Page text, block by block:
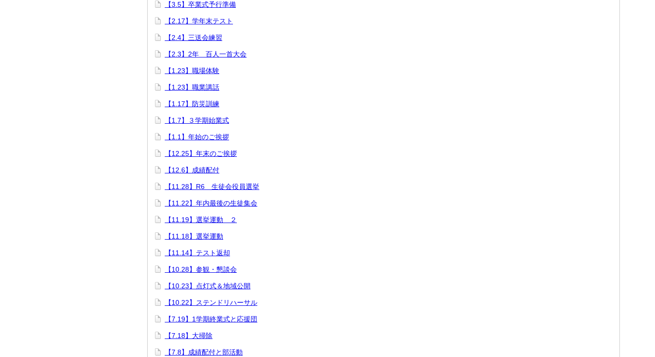
【3.5】卒業式予行準備
【2.17】学年末テスト
【2.4】三送会練習
【2.3】2年 百人一首大会
【1.23】職場体験
【1.23】職業講話
【1.17】防災訓練
【1.7】３学期始業式
【1.1】年始のご挨拶
【12.25】年末のご挨拶
【12.6】成績配付
【11.28】R6 生徒会役員選挙
【11.22】年内最後の生徒集会
【11.19】選挙運動 ２
【11.18】選挙運動
【11.14】テスト返却
【10.28】参観・懇談会
【10.23】点灯式＆地域公開
【10.22】ステンドリハーサル
【7.19】1学期終業式と応援団
【7.18】大掃除
【7.8】成績配付と部活動